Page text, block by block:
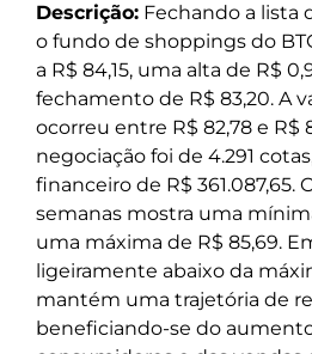
Descrição: Fechando a lista
o fundo de shoppings do
a R$ 84,15, uma alta de R$
fechamento de R$ 83,20. A
ocorreu entre R$ 82,78 e R$
negociação foi de 4.291
financeiro de R$ 361.087,65.
semanas mostra uma
uma máxima de R$ 85,69.
ligeiramente abaixo da
mantém uma trajetória de
beneficiando-se do